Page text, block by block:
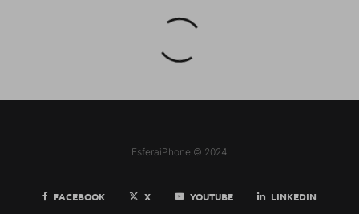
EsferaiPhone © 2024
FACEBOOK X YOUTUBE LINKEDIN